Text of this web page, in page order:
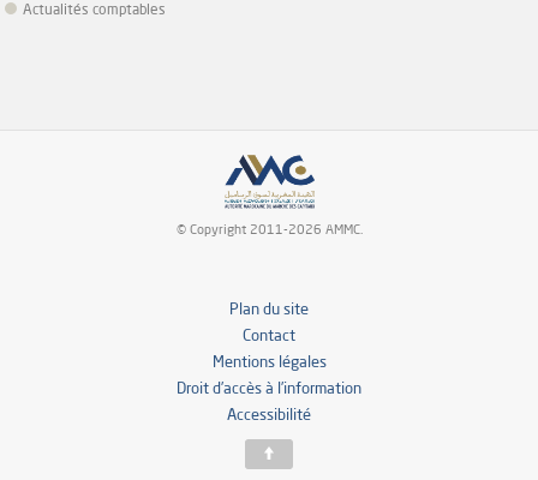
Actualités comptables
© Copyright 2011-2026 AMMC.
Plan du site
Contact
Mentions légales
Droit d’accès à l’information
Accessibilité